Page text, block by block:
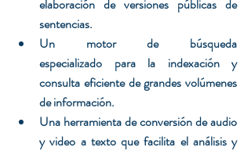
elaboración de versiones públicas de
sentencias.
Un motor de búsqueda
especializado para la indexación y
consulta eficiente de grandes volúmenes
de información.
Una herramienta de conversión de audio
y video a texto que facilita el análisis y